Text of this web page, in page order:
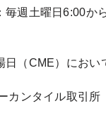
毎週土曜日6:00か
（CME）におい
カンタイル取引所